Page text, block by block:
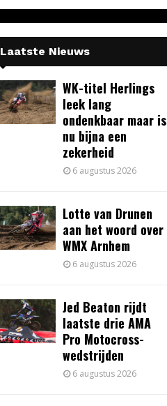
Laatste Nieuws
WK-titel Herlings
leek lang
ondenkbaar maar is
nu bijna een
zekerheid
6 augustus 2026
Lotte van Drunen
aan het woord over
WMX Arnhem
6 augustus 2026
Jed Beaton rijdt
laatste drie AMA
Pro Motocross-
wedstrijden
6 augustus 2026